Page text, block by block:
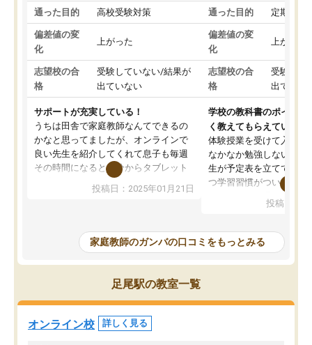
通った目的 高校受験対策
偏差値の変
化
上がった
志望校の合
格
受験していない/結果が
出ていない
サポートが充実している！
うちは田舎で家庭教師なんてできるの
かなと思ってましたが、オンラインで
良い先生を紹介してくれて息子も毎週
その時間になると自分からタブレット
を開いてzoomを繋げるようになりまし
た！5科目なんでもOKなのもとても気
めて1年ほどだった今では平均点以上の
科目が増えてきました！あと1年受験ま
であるので無料の週末教室を使用しな
がら頑張って欲しいと思います！
投稿日：2025年01月21日
通った目的 定期テス
偏差値の変
化
上がった
志望校の合
格
受験して
出ていな
学校の教科書のポイント
く教えてもらえている
体験授業を受けて入塾し
なかなか勉強しない息子
生が予定表を立ててくれ
つ学習習慣がついてきま
指導が無い日も予定表
問できるのでとても助か
投稿日：
家庭教師のガンバの口コミをもっとみる
足尾駅の教室一覧
オンライン校 詳しく見る